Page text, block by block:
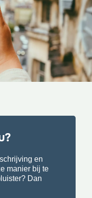
en
manier bij te
Dan